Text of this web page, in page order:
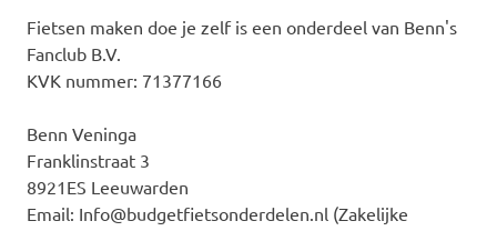
Fietsen maken doe je zelf is een onderdeel van Benn's
Fanclub B.V.
KVK nummer: 71377166
Benn Veninga
Franklinstraat 3
8921ES Leeuwarden
Email: Info@budgetfietsonderdelen.nl (Zakelijke